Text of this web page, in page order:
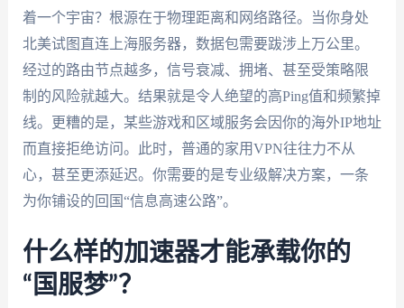
着一个宇宙？根源在于物理距离和网络路径。当你身处
北美试图直连上海服务器，数据包需要跋涉上万公里。
经过的路由节点越多，信号衰减、拥堵、甚至受策略限
制的风险就越大。结果就是令人绝望的高Ping值和频繁掉
线。更糟的是，某些游戏和区域服务会因你的海外IP地址
而直接拒绝访问。此时，普通的家用VPN往往力不从
心，甚至更添延迟。你需要的是专业级解决方案，一条
为你铺设的回国“信息高速公路”。
什么样的加速器才能承载你的
“国服梦”？